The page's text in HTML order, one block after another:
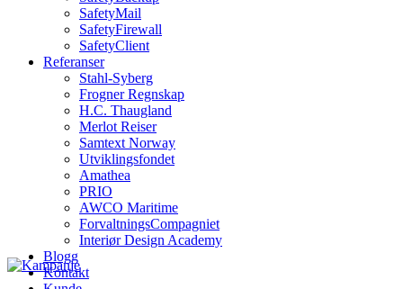
SafetyMail
SafetyFirewall
SafetyClient
Referanser
Stahl-Syberg
Frogner Regnskap
H.C. Thaugland
Merlot Reiser
Samtext Norway
Utviklingsfondet
Amathea
PRIO
AWCO Maritime
ForvaltningsCompagniet
Interiør Design Academy
Blogg
Kontakt